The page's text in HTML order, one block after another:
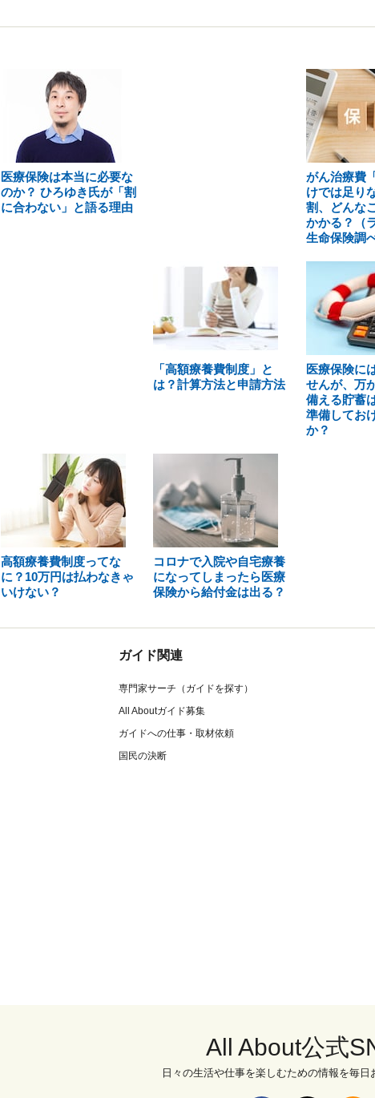
医療保険は本当に必要な
のか？ ひろゆき氏が「割
に合わない」と語る理由
がん治療費
けでは足り
割、どんな
かかる？（
生命保険調べ
「高額療養費制度」と
は？計算方法と申請方法
医療保険に
せんが、万
備える貯蓄
準備してお
か？
高額療養費制度ってな
に？10万円は払わなきゃ
いけない？
コロナで入院や自宅療養
になってしまったら医療
保険から給付金は出る？
ガイド関連
専門家サーチ（ガイドを探す）
All Aboutガイド募集
ガイドへの仕事・取材依頼
国民の決断
All About公式
日々の生活や仕事を楽しむための情報を毎日